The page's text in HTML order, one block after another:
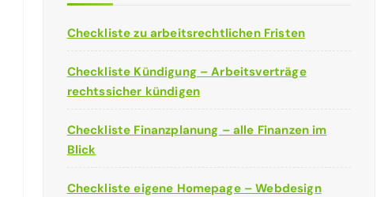
Checkliste zu arbeitsrechtlichen Fristen
Checkliste Kündigung – Arbeitsverträge
rechtssicher kündigen
Checkliste Finanzplanung – alle Finanzen im
Blick
Checkliste eigene Homepage – Webdesign